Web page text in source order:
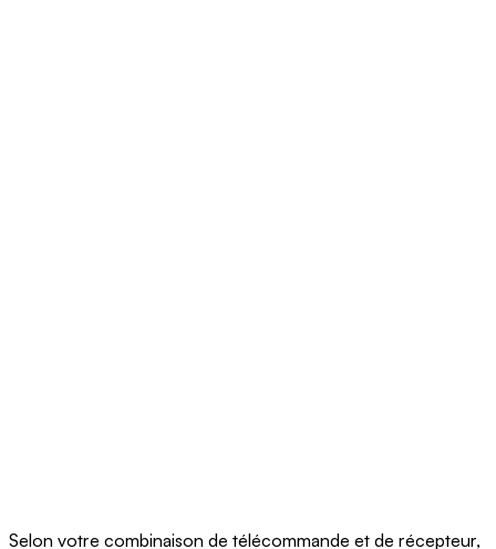
Selon votre combinaison de télécommande et de récepteur,